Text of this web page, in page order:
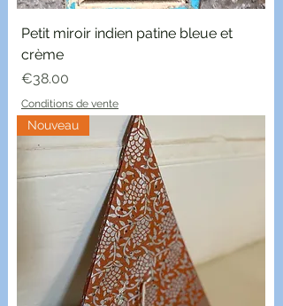
Petit miroir indien patine bleue et
crème
Price
€38.00
Conditions de vente
Nouveau